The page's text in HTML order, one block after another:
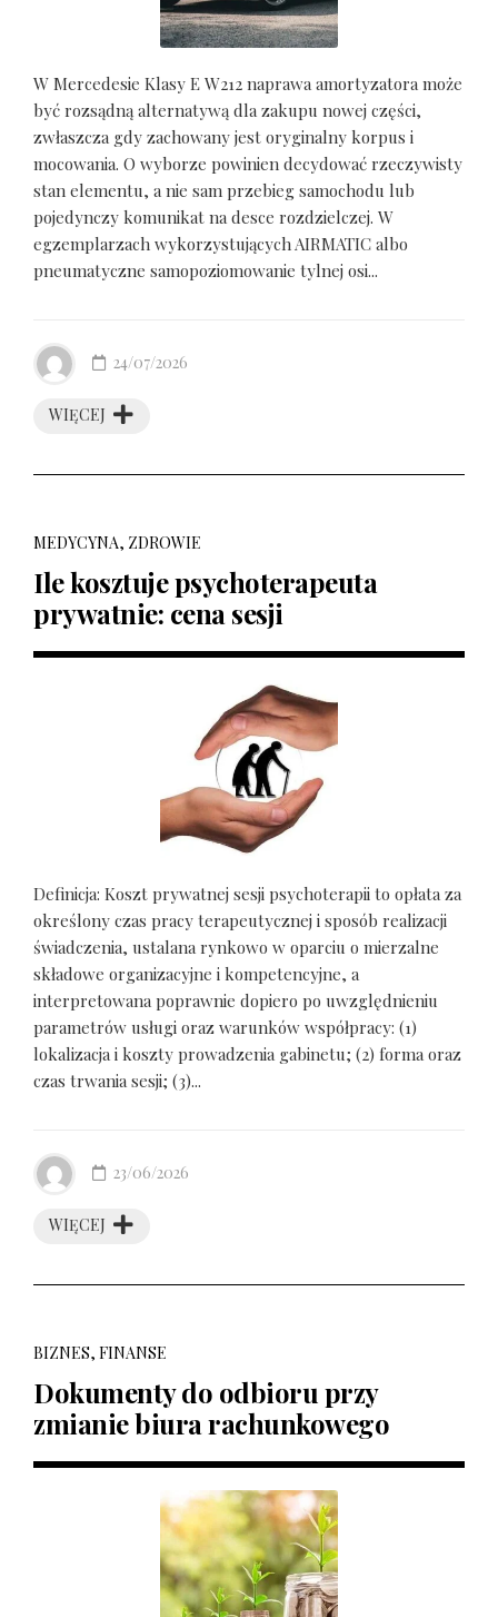
W Mercedesie Klasy E W212 naprawa amortyzatora może
być rozsądną alternatywą dla zakupu nowej części,
zwłaszcza gdy zachowany jest oryginalny korpus i
mocowania. O wyborze powinien decydować rzeczywisty
stan elementu, a nie sam przebieg samochodu lub
pojedynczy komunikat na desce rozdzielczej. W
egzemplarzach wykorzystujących AIRMATIC albo
pneumatyczne samopoziomowanie tylnej osi...
WIĘCEJ
24/07/2026
MEDYCYNA, ZDROWIE
Ile kosztuje psychoterapeuta
prywatnie: cena sesji
Definicja: Koszt prywatnej sesji psychoterapii to opłata za
określony czas pracy terapeutycznej i sposób realizacji
świadczenia, ustalana rynkowo w oparciu o mierzalne
składowe organizacyjne i kompetencyjne, a
interpretowana poprawnie dopiero po uwzględnieniu
parametrów usługi oraz warunków współpracy: (1)
lokalizacja i koszty prowadzenia gabinetu; (2) forma oraz
czas trwania sesji; (3)...
WIĘCEJ
23/06/2026
BIZNES, FINANSE
Dokumenty do odbioru przy
zmianie biura rachunkowego